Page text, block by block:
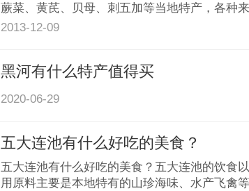
蕨菜、黄芪、贝母、刺五加等当地特产，各种
2013-12-09
黑河有什么特产值得买
2020-06-29
五大连池有什么好吃的美食？
五大连池有什么好吃的美食？五大连池的饮食
用原料主要是本地特有的山珍海味、水产飞禽